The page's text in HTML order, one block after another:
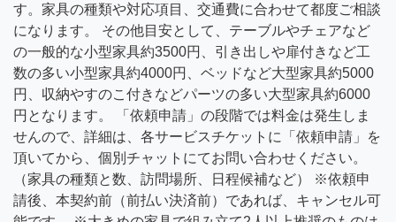
す。家具の種類や対応項目、交通費に合わせて都度ご相談
になります。 その他目安として、テーブルやチェアなど
の一般的な小型家具約3500円、引き出しや扉付きなど工
数の多い小型家具約4000円、ベッドなど大型家具約5000
円、収納やすのこ付きなどパーツの多い大型家具約6000
円となります。 「依頼申請」の段階では料金は発生しま
せんので、詳細は、各サービスチケットに「依頼申請」を
頂いてから、個別チャットにてお問い合わせください。
（家具の種類と数、訪問場所、日程候補など） ※依頼申
請後、本契約前（前払い決済前）であれば、キャンセル可